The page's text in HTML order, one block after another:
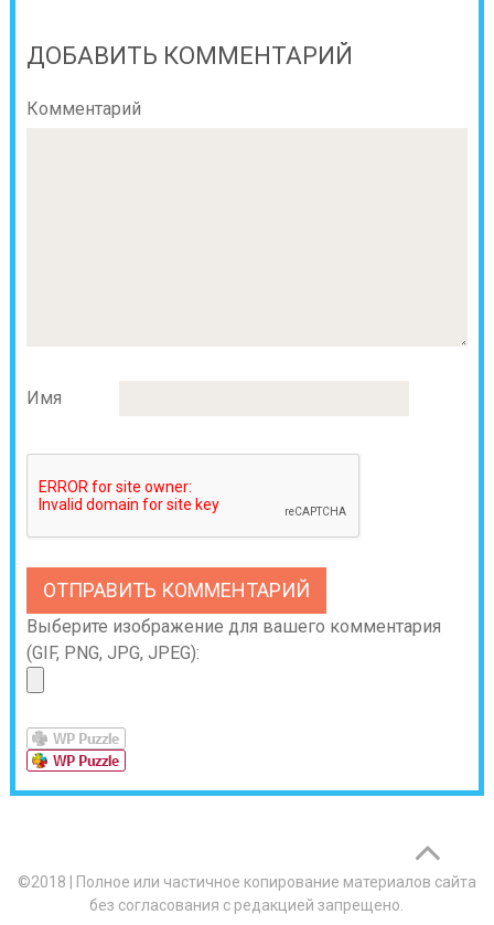
ДОБАВИТЬ КОММЕНТАРИЙ
Комментарий
Имя
Выберите изображение для вашего комментария
(GIF, PNG, JPG, JPEG):
©2018
Полное или частичное копирование материалов сайта
без согласования с редакцией запрещено.